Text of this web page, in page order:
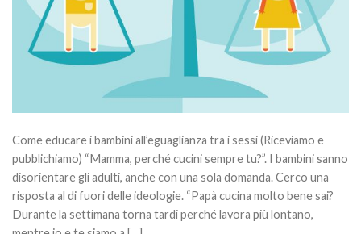
Come educare i bambini all’eguaglianza tra i sessi (Riceviamo e
pubblichiamo) “Mamma, perché cucini sempre tu?”. I bambini sanno
disorientare gli adulti, anche con una sola domanda. Cerco una
risposta al di fuori delle ideologie. “Papà cucina molto bene sai?
Durante la settimana torna tardi perché lavora più lontano,